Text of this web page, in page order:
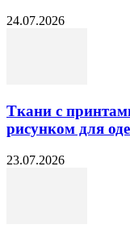
24.07.2026
Ткани с
рисунком для
23.07.2026